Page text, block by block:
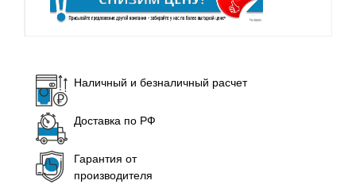
Наличный и безналичный расчет
Доставка по РФ
Гарантия от
производителя